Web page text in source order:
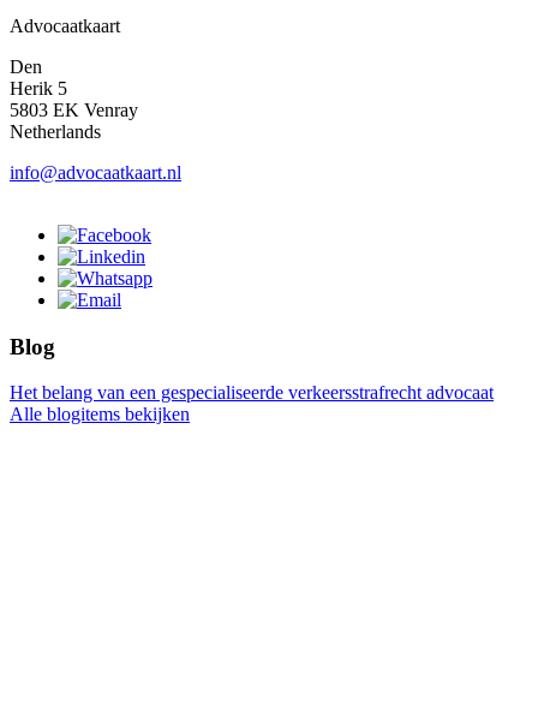
Advocaatkaart
Den
Herik 5
5803 EK Venray
Netherlands
info@advocaatkaart.nl
Blog
Het belang van een gespecialiseerde verkeersstrafrecht advocaat
Alle blogitems bekijken